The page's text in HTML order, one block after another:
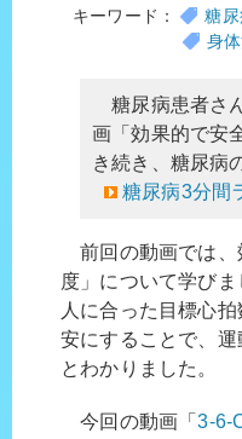
キーワード： 糖尿
身
糖尿病患者さ
画「効果的で安
き続き、糖尿病
糖尿病3分間
前回の動画では、
度」について学び
人に合った目標心
安にすることで、
とわかりました。
今回の動画「3-6-